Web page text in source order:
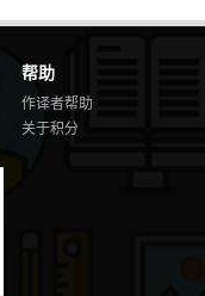
帮助
作译者帮助
关于积分